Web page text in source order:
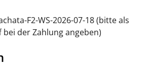
F2-WS-2026-07-18 (bitte als
der Zahlung angeben)